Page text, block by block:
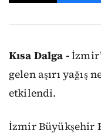
Kısa Dalga -
gelen aşırı yağış
etkilendi.
İzmir Büyükşehir